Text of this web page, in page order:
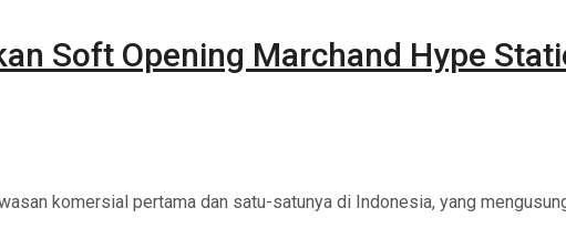
Soft Opening Marchand Hype
komersial pertama dan satu-satunya di Indonesia, yang